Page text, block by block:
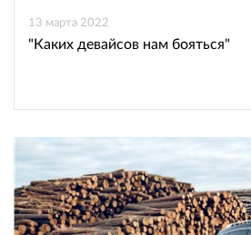
13 марта 2022
"Каких девайсов нам бояться"